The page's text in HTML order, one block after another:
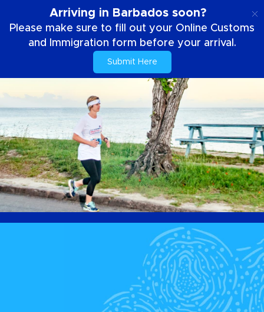
Arriving in Barbados soon?
Please make sure to fill out your Online Customs
and Immigration form before your arrival.
Submit Here